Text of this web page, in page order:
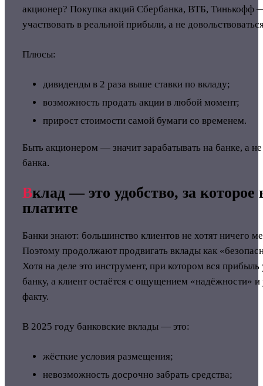
акционер? Покупка акций Сбербанка, ВТБ, Тинькофф
участвовать в реальной прибыли, а не
Плюсы:
дивиденды в 2 раза выше ставки по вкладу;
возможность продать акции в любой момент;
прирост стоимости самой бумаги со временем.
Быть акционером — значит зарабатывать на банке, а не
банка.
Вклад — это удобство, за которое
платите
Банки знают: большинство клиентов не хотят ничего
Поэтому продолжают продвигать вклады как
Хотя на деле это инструмент, при котором вся прибыль
банку, а клиент остаётся с ощущением «надёжности»
факту.
В 2025 году банковские вклады — это:
жёсткие условия размещения;
невозможность досрочно забрать средства;